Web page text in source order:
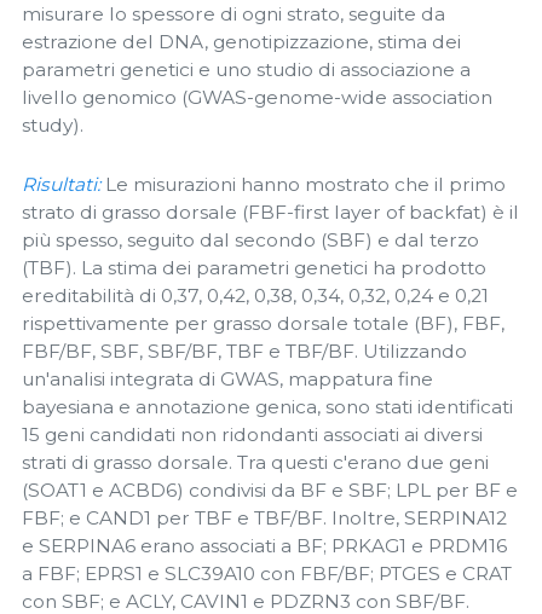
misurare lo spessore di ogni strato, seguite da
estrazione del DNA, genotipizzazione, stima dei
parametri genetici e uno studio di associazione a
livello genomico (GWAS-genome-wide association
study).
Risultati:Le misurazioni hanno mostrato che il primo
strato di grasso dorsale (FBF-first layer of backfat) è il
più spesso, seguito dal secondo (SBF) e dal terzo
(TBF). La stima dei parametri genetici ha prodotto
ereditabilità di 0,37, 0,42, 0,38, 0,34, 0,32, 0,24 e 0,21
rispettivamente per grasso dorsale totale (BF), FBF,
FBF/BF, SBF, SBF/BF, TBF e TBF/BF. Utilizzando
un'analisi integrata di GWAS, mappatura fine
bayesiana e annotazione genica, sono stati identificati
15 geni candidati non ridondanti associati ai diversi
strati di grasso dorsale. Tra questi c'erano due geni
(SOAT1 e ACBD6) condivisi da BF e SBF; LPL per BF e
FBF; e CAND1 per TBF e TBF/BF. Inoltre, SERPINA12
e SERPINA6 erano associati a BF; PRKAG1 e PRDM16
a FBF; EPRS1 e SLC39A10 con FBF/BF; PTGES e CRAT
con SBF; e ACLY, CAVIN1 e PDZRN3 con SBF/BF.